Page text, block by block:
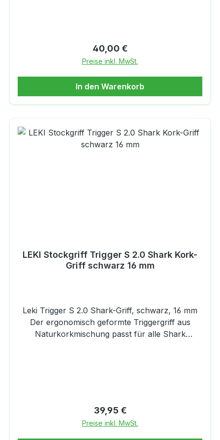
Regulärer Preis:
40,00 €
Preise inkl. MwSt.
In den Warenkorb
LEKI Stockgriff Trigger S 2.0 Shark Kork-
Griff schwarz 16 mm
Leki Trigger S 2.0 Shark-Griff, schwarz, 16 mm
Der ergonomisch geformte Triggergriff aus
Naturkorkmischung passt für alle Shark
2.0 von Leki: integrierter Schneeschutz
vergrößerte Griff-Fläche = angenehmeres
Greifen intergrierte Korrekturzone von 8° =
Regulärer Preis:
39,95 €
Preise inkl. MwSt.